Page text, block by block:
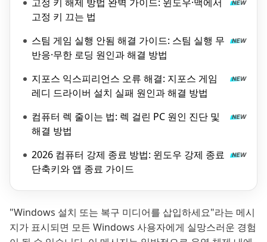
고정 키 끄는 법
스팀 게임 실행 안됨 해결 가이드: 스팀 실행 무
반응·무한 로딩 원인과 해결 방법
지포스 익스피리언스 오류 해결: 지포스 게임
레디 드라이버 설치 실패 원인과 해결 방법
컴퓨터 렉 줄이는 법: 렉 걸린 PC 원인 진단 및
해결 방법
2026 컴퓨터 강제 종료 방법: 윈도우 강제 종료
단축키와 앱 종료 가이드
"Windows 설치 또는 복구 미디어를 삽입하세요"라는 메시
지가 표시되면 모든 Windows 사용자에게 실망스러운 경험